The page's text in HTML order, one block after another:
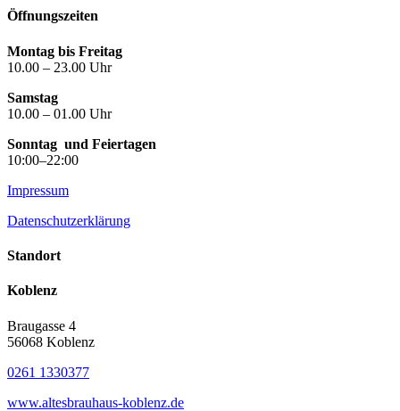
Öffnungszeiten
Montag bis Freitag
10.00 – 23.00 Uhr
Samstag
10.00 – 01.00 Uhr
Sonntag und Feiertagen
10:00–22:00
Impressum
Datenschutzerklärung
Standort
Koblenz
Braugasse 4
56068 Koblenz
0261 1330377
www.altesbrauhaus-koblenz.de